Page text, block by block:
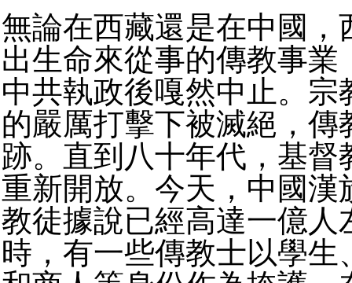
無論在西藏還是在中國，
出生命來從事的傳教事業
中共執政後嘎然中止。宗
的嚴厲打擊下被滅絕，傳
跡。直到八十年代，基督
重新開放。今天，中國漢
教徒據說已經高達一億人
時，有一些傳教士以學生